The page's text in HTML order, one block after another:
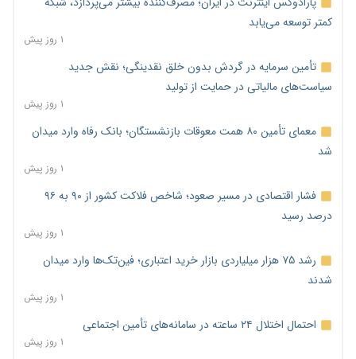
کمتر توسعه می‌یابد
۱ روز پیش
تأمین سرمایه در گردش بدون خلق نقدینگی؛ نقش جدید
سیاست‌های مالیاتی در حمایت از تولید
۱ روز پیش
معمای تأمین ۸۰ همت معوقات بازنشستگان؛ بانک رفاه وارد میدان
شد
۱ روز پیش
فشار اقتصادی در مسیر صعود؛ شاخص فلاکت کشور از ۹۰ به ۹۶
درصد رسید
۱ روز پیش
رشد ۷۵ هزار میلیاردی بازار خرید اعتباری؛ فین‌تک‌ها وارد میدان
شدند
۱ روز پیش
احتمال اختلال ۲۴ ساعته در سامانه‌های تأمین اجتماعی
۱ روز پیش